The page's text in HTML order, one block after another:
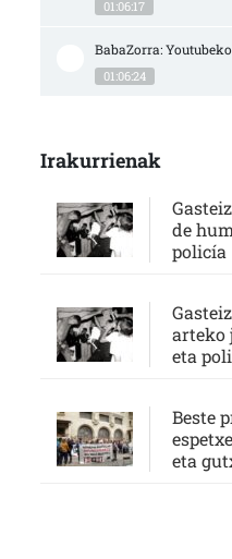
01:06:17
BabaZorra:
01:06:24
Irakurrienak
de
policía
arteko
eta
Beste
eta